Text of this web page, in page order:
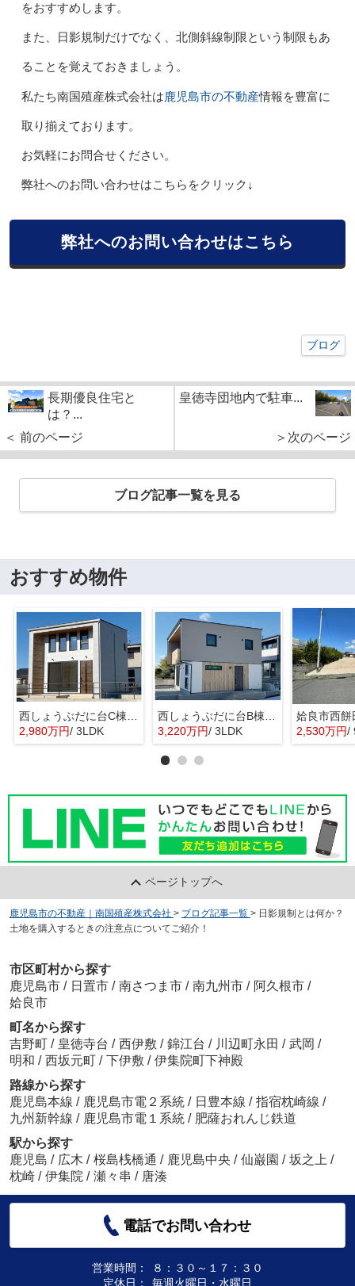
をおすすめします。
また、日影規制だけでなく、北側斜線制限という制限もあ
ることを覚えておきましょう。
私たち南国殖産株式会社は鹿児島市の不動産情報を豊富に
取り揃えております。
お気軽にお問合せください。
弊社へのお問い合わせはこちらをクリック↓
弊社へのお問い合わせはこちら
ブログ
長期優良住宅と
は？...
＜ 前のページ
皇徳寺団地内で駐車...
＞次のページ
ブログ記事一覧を見る
おすすめ物件
2,980万円/ 3LDK
3,220万円/ 3LDK
姶良市西
2,530万円/
ページトップへ
鹿児島市の不動産｜南国殖産株式会社 > ブログ記事一覧 > 日影規制とは何か？
土地を購入するときの注意点についてご紹介！
市区町村から探す
鹿児島市 / 日置市 / 南さつま市 / 南九州市 / 阿久根市 /
姶良市
町名から探す
吉野町 / 皇徳寺台 / 西伊敷 / 錦江台 / 川辺町永田 / 武岡 /
明和 / 西坂元町 / 下伊敷 / 伊集院町下神殿
路線から探す
鹿児島本線 / 鹿児島市電２系統 / 日豊本線 / 指宿枕崎線 /
九州新幹線 / 鹿児島市電１系統 / 肥薩おれんじ鉄道
駅から探す
鹿児島 / 広木 / 桜島桟橋通 / 鹿児島中央 / 仙巌園 / 坂之上 /
枕崎 / 伊集院 / 瀬々串 / 唐湊
電話でお問い合わせ
営業時間：
８：３０～１７：３０
定休日：
毎週火曜日・水曜日